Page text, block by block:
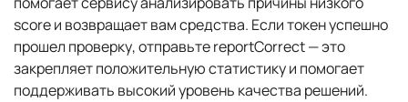
score и возвращает вам средства. Если токен успешно
прошел проверку, отправьте reportCorrect — это
закрепляет положительную статистику и помогает
поддерживать высокий уровень качества решений.